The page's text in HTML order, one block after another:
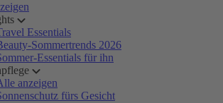
Essentials
Sommertrends 2026
Essentials für ihn
anzeigen
fürs Gesicht